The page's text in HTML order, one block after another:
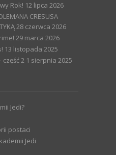
Rok! 12 lipca 2026
CRESUSA
28 czerwca 2026
29 marca 2026
13 listopada 2025
2 1 sierpnia 2025
Jedi?
postaci
Jedi